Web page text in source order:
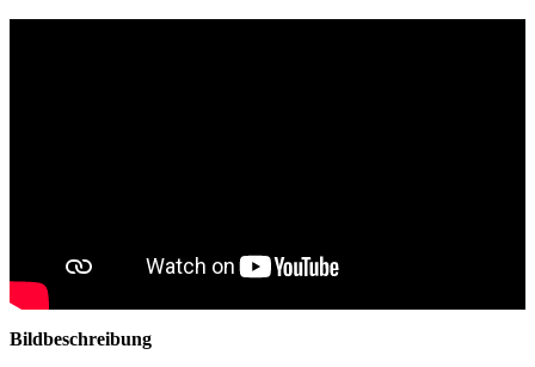
Bildbeschreibung